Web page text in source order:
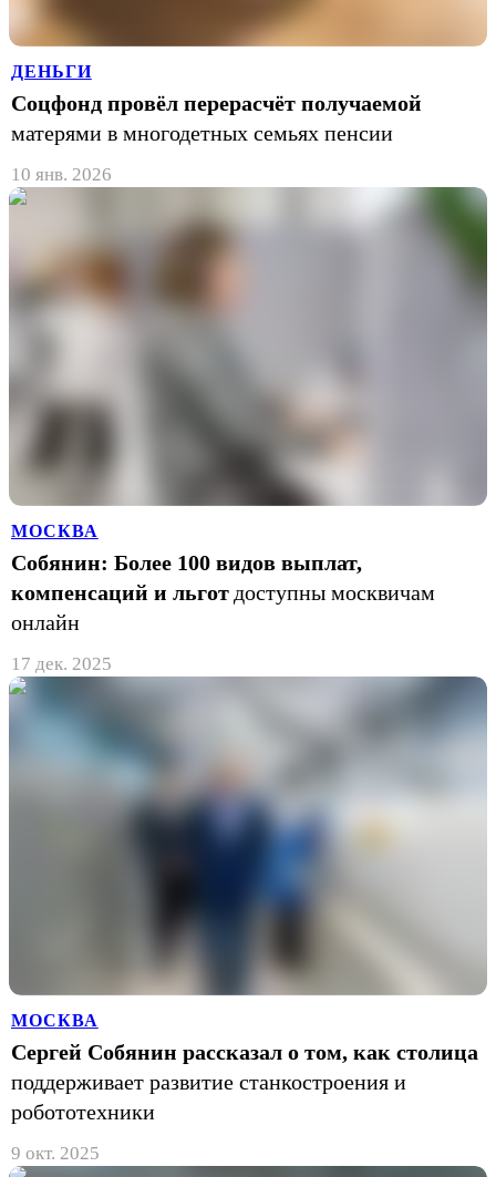
ДЕНЬГИ
Соцфонд провёл перерасчёт получаемой
матерями в многодетных семьях пенсии
10 янв. 2026
МОСКВА
Собянин: Более 100 видов выплат,
компенсаций и льгот доступны москвичам
онлайн
17 дек. 2025
МОСКВА
Сергей Собянин рассказал о том, как столица
поддерживает развитие станкостроения и
робототехники
9 окт. 2025